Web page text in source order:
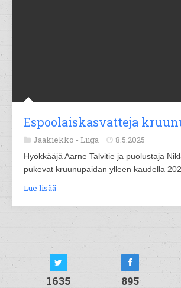
Espoolaiskasvatteja
Jääkiekko - Liiga 8.5.2025
Hyökkääjä Aarne Talvitie ja puolustaja
pukevat kruunupaidan ylleen kaudella
Lue lisää
1635 895